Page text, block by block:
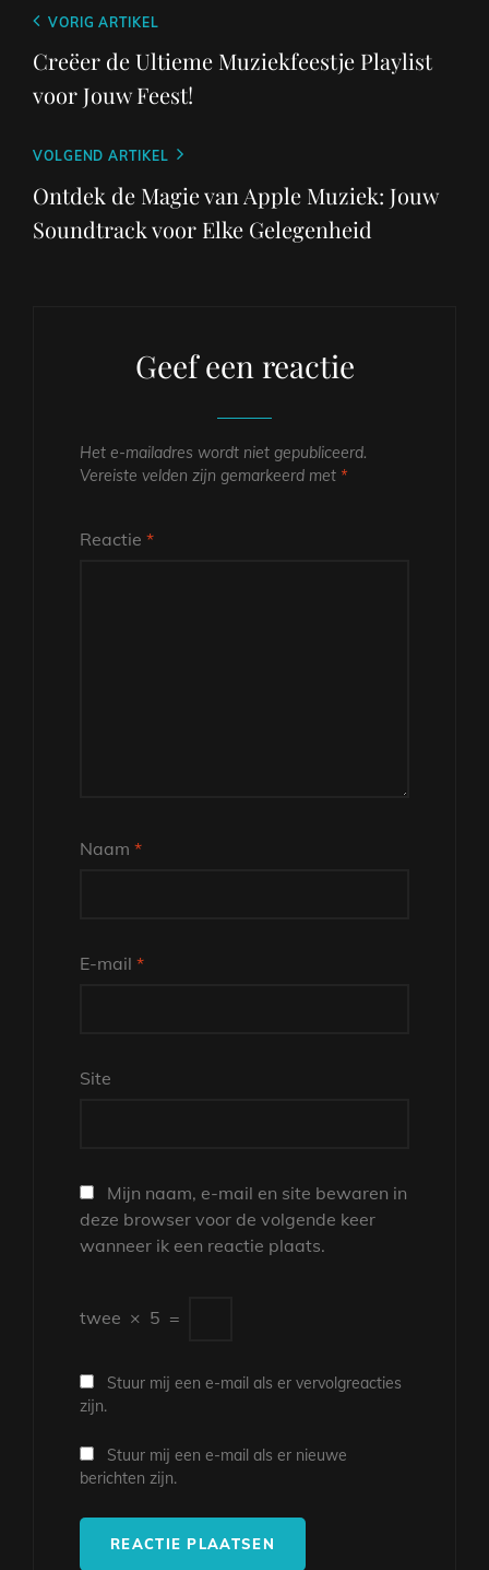
Berichtnavigatie
Vorig
bericht
VORIG ARTIKEL
Creëer de Ultieme Muziekfeestje Playlist
voor Jouw Feest!
Volgend
bericht
VOLGEND ARTIKEL
Ontdek de Magie van Apple Muziek: Jouw
Soundtrack voor Elke Gelegenheid
Geef een reactie
Het e-mailadres wordt niet gepubliceerd.
Vereiste velden zijn gemarkeerd met *
Reactie *
Naam *
E-mail *
Site
Mijn naam, e-mail en site bewaren in
deze browser voor de volgende keer
wanneer ik een reactie plaats.
twee × 5 =
Stuur mij een e-mail als er vervolgreacties
zijn.
Stuur mij een e-mail als er nieuwe
berichten zijn.